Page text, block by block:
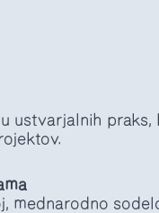
ustvarjalnih
mednarodno